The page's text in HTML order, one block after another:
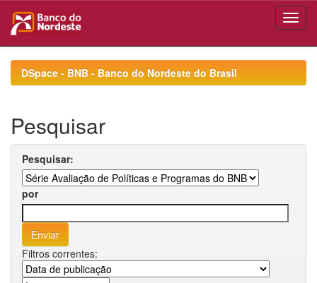
navigationDSpace - BNB - Banco do Nordeste do Brasil
Pesquisar
Pesquisar:
por
Filtros correntes: